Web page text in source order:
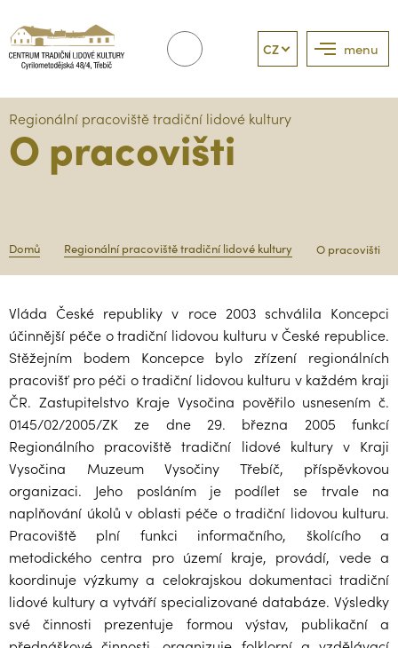
menu
CZ
Regionální pracoviště tradiční lidové kultury
O pracovišti
Domů Regionální pracoviště tradiční lidové kultury O pracovišti
Vláda České republiky v roce 2003 schválila Koncepci
účinnější péče o tradiční lidovou kulturu v České republice.
Stěžejním bodem Koncepce bylo zřízení regionálních
pracovišť pro péči o tradiční lidovou kulturu v každém kraji
ČR. Zastupitelstvo Kraje Vysočina pověřilo usnesením č.
0145/02/2005/ZK ze dne 29. března 2005 funkcí
Regionálního pracoviště tradiční lidové kultury v Kraji
Vysočina Muzeum Vysočiny Třebíč, příspěvkovou
organizaci. Jeho posláním je podílet se trvale na
naplňování úkolů v oblasti péče o tradiční lidovou kulturu.
Pracoviště plní funkci informačního, školícího a
metodického centra pro území kraje, provádí, vede a
koordinuje výzkumy a celokrajskou dokumentaci tradiční
lidové kultury a vytváří specializované databáze. Výsledky
své činnosti prezentuje formou výstav, publikační a